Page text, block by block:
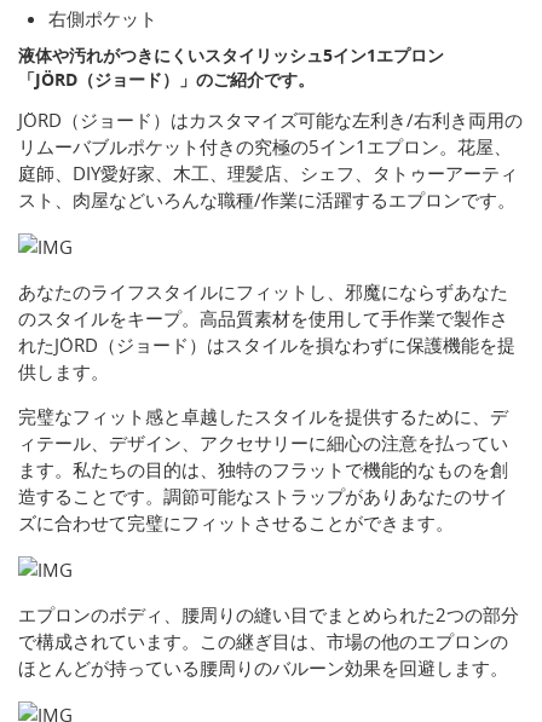
右側ポケット
液体や汚れがつきにくいスタイリッシュ5イン1エプロン
「JÖRD（ジョード）」のご紹介です。
JÖRD（ジョード）はカスタマイズ可能な左利き/右利き両用の
リムーバブルポケット付きの究極の5イン1エプロン。花屋、
庭師、DIY愛好家、木工、理髪店、シェフ、タトゥーアーティ
スト、肉屋などいろんな職種/作業に活躍するエプロンです。
あなたのライフスタイルにフィットし、邪魔にならずあなた
のスタイルをキープ。高品質素材を使用して手作業で製作さ
れたJÖRD（ジョード）はスタイルを損なわずに保護機能を提
供します。
完璧なフィット感と卓越したスタイルを提供するために、デ
ィテール、デザイン、アクセサリーに細心の注意を払ってい
ます。私たちの目的は、独特のフラットで機能的なものを創
造することです。調節可能なストラップがありあなたのサイ
ズに合わせて完璧にフィットさせることができます。
エプロンのボディ、腰周りの縫い目でまとめられた2つの部分
で構成されています。この継ぎ目は、市場の他のエプロンの
ほとんどが持っている腰周りのバルーン効果を回避します。